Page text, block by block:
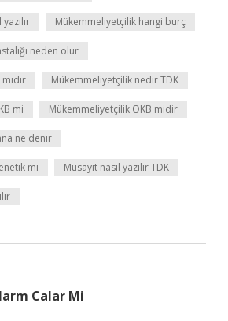
Mükemmeliyetçilik hangi burç
neden olur
Mükemmeliyetçilik nedir TDK
mi Mükemmeliyetçilik OKB midir
ne denir
mi Müsayit nasıl yazılır TDK
Calar Mi